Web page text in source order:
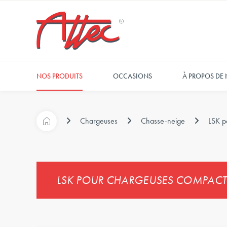
NOS PRODUITS OCCASIONS À PROPOS DE
Chargeuses Chasse-neige LSK
LSK POUR CHARGEUSES